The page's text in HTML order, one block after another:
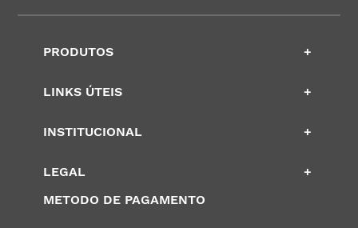
PRODUTOS +
LINKS ÚTEIS +
INSTITUCIONAL +
LEGAL
+
METODO DE PAGAMENTO